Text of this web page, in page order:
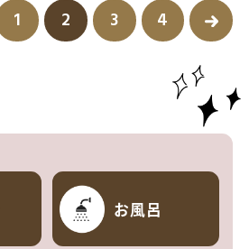
1 2 3 4
お風呂